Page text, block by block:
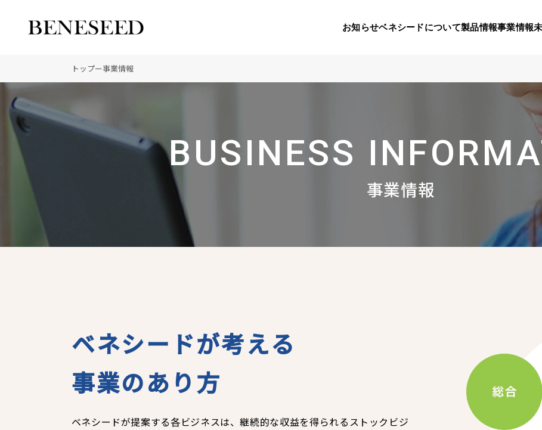
公式オンラインショップ
ビジネスサイト
お知らせ
ベネシードについて
事業情報
お知らせベネシードについて製品情報事業情報
創業の想い 顧問 ベネシードの研究
登録商標 コンプライアンス行動指針
カスタマーハラス
海外の
ディーラーの社会貢献活動 メディアパートナーシップ ボランテ
9つのオリ
オーガニックへのこだわり 製品のご購入について 豊富な製
ノーベル賞受賞研究
“オートファジー”
トップー事業情報
BUSINESS
事業情報
ベネシードが考える
事業のあり方
ベネシードが提案する各ビジネスは、継続的な収益を得られるストックビジ